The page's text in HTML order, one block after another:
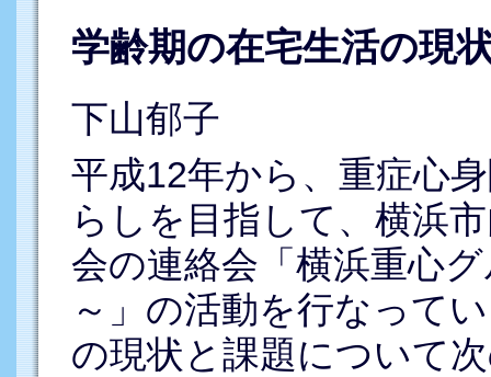
学齢期の在宅生活の現
下山郁子
平成12年から、重症心
らしを目指して、横浜
会の連絡会「横浜重心
～」の活動を行なって
の現状と課題について